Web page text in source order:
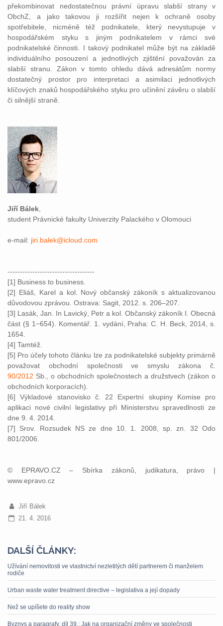
překombinovat nedostatečnou právní úpravu slabší strany v
ObchZ, a jako takovou ji rozšířit nejen k ochraně osoby
spotřebitele, nicméně též podnikatele, který nevystupuje v
hospodářském styku s jiným podnikatelem v rámci své
podnikatelské činnosti. I takový podnikatel může být na základě
individuálního posouzení a jednotlivých zjištění považován za
slabší stranu. Zákon v tomto ohledu dává adresátům normy
dostatečný prostor pro interpretaci a asimilaci jednotlivých
klíčových znaků hospodářského styku pro učinění závěru o slabší
či silnější straně.
Jiří Bálek
student Právnické fakulty Univerzity Palackého v Olomouci
e-mail: jiri.balek@icloud.com
-----------------------------------
[1] Business to business.
[2] Eliáš, Karel a kol. Nový občanský zákoník s aktualizovanou
důvodovou zprávou. Ostrava: Sagit, 2012. s. 206–207.
[3] Lasák, Jan. In Lavický, Petr a kol. Občanský zákoník I. Obecná
část (§ 1−654). Komentář. 1. vydání, Praha: C. H. Beck, 2014, s.
1654.
[4] Tamtéž.
[5] Pro účely tohoto článku lze za podnikatelské subjekty primárně
považovat obchodní společnosti ve smyslu zákona č.
90/2012 Sb., o obchodních společnostech a družstvech (zákon o
obchodních korporacích).
[6] Výkladové stanovisko č. 22 Expertní skupiny Komise pro
aplikaci nové civilní legislativy při Ministerstvu spravedlnosti ze
dne 9. 4. 2014.
[7] Srov. Rozsudek NS ze dne 10. 1. 2008, sp. zn. 32 Odo
801/2006.
© EPRAVO.CZ – Sbírka zákonů, judikatura, právo |
www.epravo.cz
Jiří Bálek
21. 4. 2016
DALŠÍ ČLÁNKY:
Užívání nemovitosti ve vlastnictví nezletilých dětí partnerem či manželem
rodiče
Urban waste water treatment directive – legislativa a její dopady
Než se upíšete do reality show
Byznys a paragrafy, díl 39.: Jak na organizační změny ve společnosti